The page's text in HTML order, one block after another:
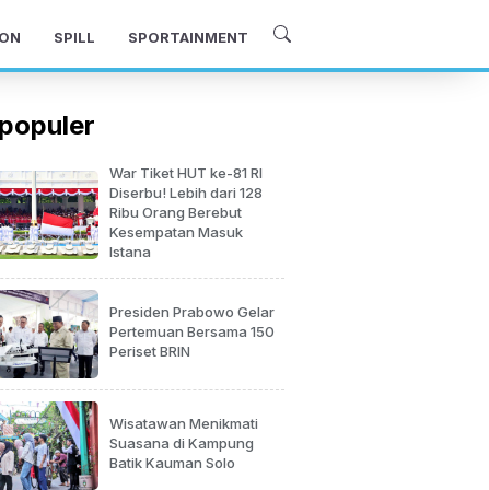
SPILL SPORTAINMENT
War Tiket HUT ke-81 RI
Diserbu! Lebih dari 128
Ribu Orang Berebut
Kesempatan Masuk
Istana
Presiden Prabowo Gelar
Pertemuan Bersama 150
Periset BRIN
Wisatawan Menikmati
Suasana di Kampung
Batik Kauman Solo